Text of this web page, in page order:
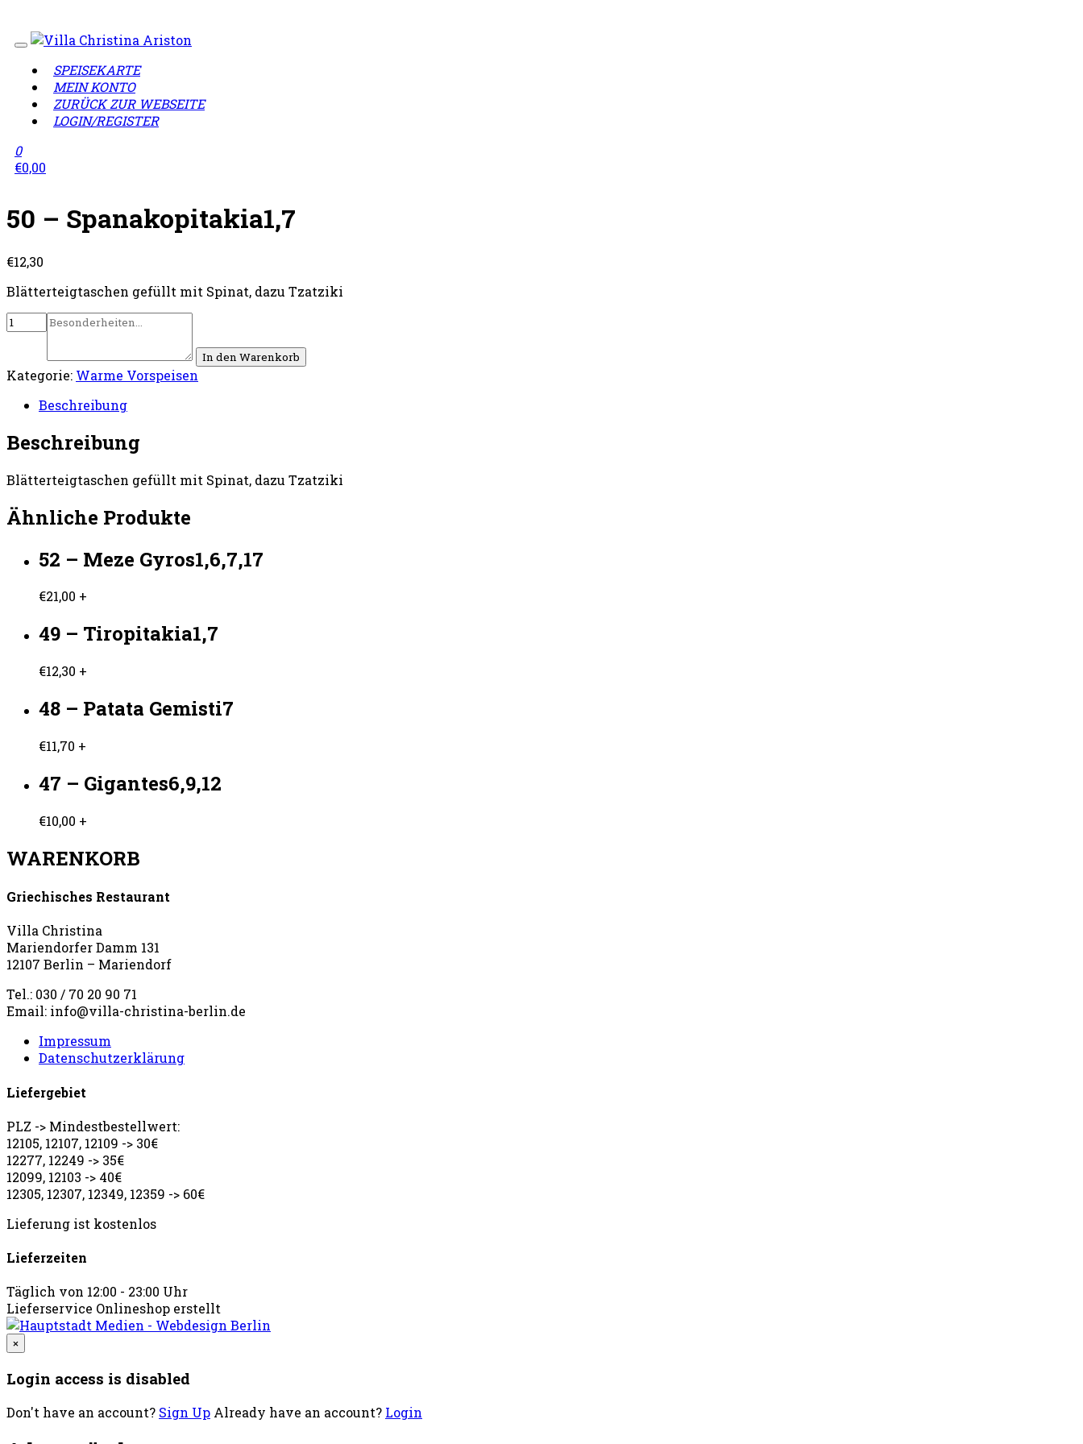
SPEISEKARTE
MEIN KONTO
ZURÜCK ZUR WEBSEITE
LOGIN/REGISTER
0
€0,00
50 – Spanakopitakia1,7
€12,30
Blätterteigtaschen gefüllt mit Spinat, dazu Tzatziki
In den Warenkorb
Kategorie: Warme Vorspeisen
Beschreibung
Beschreibung
Blätterteigtaschen gefüllt mit Spinat, dazu Tzatziki
Ähnliche Produkte
52 – Meze Gyros1,6,7,17
€21,00 +
49 – Tiropitakia1,7
€12,30 +
48 – Patata Gemisti7
€11,70 +
47 – Gigantes6,9,12
€10,00 +
WARENKORB
Griechisches Restaurant
Villa Christina
Mariendorfer Damm 131
12107 Berlin – Mariendorf
Tel.: 030 / 70 20 90 71
Email: info@villa-christina-berlin.de
Impressum
Datenschutzerklärung
Liefergebiet
PLZ -> Mindestbestellwert:
12105, 12107, 12109 -> 30€
12277, 12249 -> 35€
12099, 12103 -> 40€
12305, 12307, 12349, 12359 -> 60€
Lieferung ist kostenlos
Lieferzeiten
Täglich von 12:00 - 23:00 Uhr
Lieferservice Onlineshop erstellt
×
Login access is disabled
Don't have an account? Sign Up Already have an account? Login